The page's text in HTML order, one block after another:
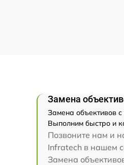
Замена
Замена объективов
Выполним быстро и
Позвоните нам и
Infratech в нашем
Замена